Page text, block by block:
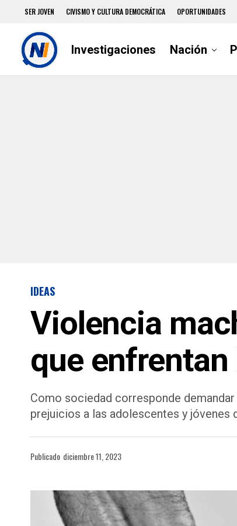
SER JOVEN CIVISMO Y CULTURA DEMOCRÁTICA OPORTUNIDADES
Investigaciones Nación
IDEAS
Violencia
que
Como sociedad corresponde
prejuicios a las adolescentes y jóvenes
Publicado diciembre 11, 2023